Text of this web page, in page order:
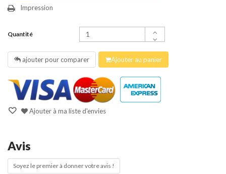
Impression
Quantité
ajouter pour comparer Ajouter au panier
Ajouter à ma liste d'envies
Avis
Soyez le premier à donner votre avis !